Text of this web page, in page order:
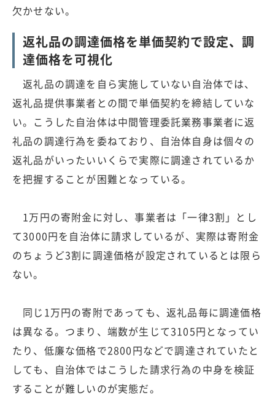
欠かせない。
返礼品の調達価格を単価契約で設定、調
達価格を可視化
返礼品の調達を自ら実施していない自治体では、
返礼品提供事業者との間で単価契約を締結していな
い。こうした自治体は中間管理委託業務事業者に返
礼品の調達行為を委ねており、自治体自身は個々の
返礼品がいったいいくらで実際に調達されているか
を把握することが困難となっている。
1万円の寄附金に対し、事業者は「一律3割」とし
て3000円を自治体に請求しているが、実際は寄附金
のちょうど3割に調達価格が設定されているとは限ら
ない。
同じ1万円の寄附であっても、返礼品毎に調達価格
は異なる。つまり、端数が生じて3105円となってい
たり、低廉な価格で2800円などで調達されていたと
しても、自治体ではこうした請求行為の中身を検証
することが難しいのが実態だ。